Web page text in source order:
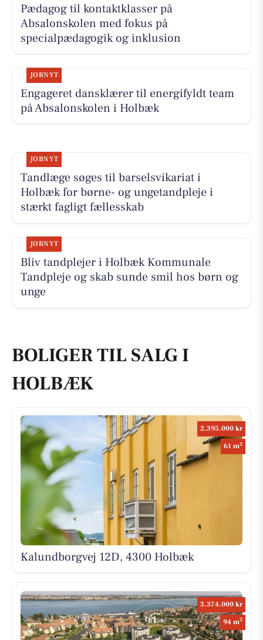
Pædagog til kontaktklasser på
Absalonskolen med fokus på
specialpædagogik og inklusion
JOBNYT
Engageret dansklærer til energifyldt team
på Absalonskolen i Holbæk
JOBNYT
Tandlæge søges til barselsvikariat i
Holbæk for børne- og ungetandpleje i
stærkt fagligt fællesskab
JOBNYT
Bliv tandplejer i Holbæk Kommunale
Tandpleje og skab sunde smil hos børn og
unge
BOLIGER TIL SALG I
HOLBÆK
2.395.000 kr
61 m2
Kalundborgvej 12D, 4300 Holbæk
3.374.000 kr
94 m2